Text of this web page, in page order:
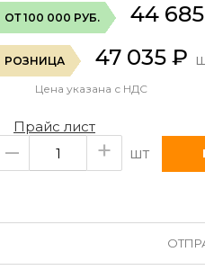
ОТ 100 000 РУБ. 44 685
РОЗНИЦА 47 035 ₽
Цена указана с НДС
Прайс лист
– + шт